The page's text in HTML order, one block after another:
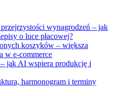
wynagrodzeń – jak
o luce płacowej?
koszyków – większa
w e-commerce
– jak AI wspiera produkcję i
harmonogram i terminy